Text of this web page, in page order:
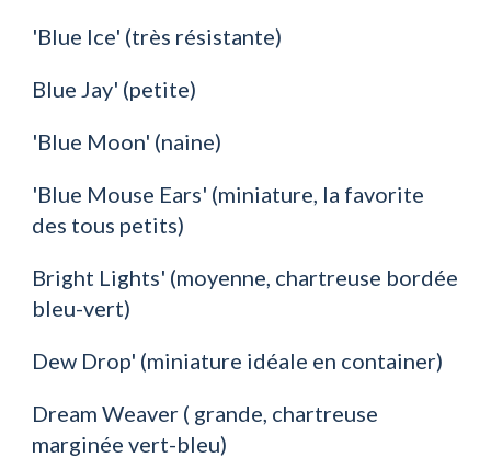
'Blue Ice' (très résistante)
Blue Jay' (petite)
'Blue Moon' (naine)
'Blue Mouse Ears' (miniature, la favorite
des tous petits)
Bright Lights' (moyenne, chartreuse bordée
bleu-vert)
Dew Drop' (miniature idéale en container)
Dream Weaver ( grande, chartreuse
marginée vert-bleu)